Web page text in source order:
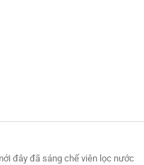
đây đã sáng chế viên lọc nước